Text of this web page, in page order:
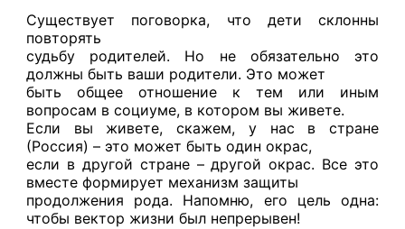
Существует поговорка, что дети склонны
повторять
судьбу родителей. Но не обязательно это
должны быть ваши родители. Это может
быть общее отношение к тем или иным
вопросам в социуме, в котором вы живете.
Если вы живете, скажем, у нас в стране
(Россия) – это может быть один окрас,
если в другой стране – другой окрас. Все это
вместе формирует механизм защиты
продолжения рода. Напомню, его цель одна:
чтобы вектор жизни был непрерывен!